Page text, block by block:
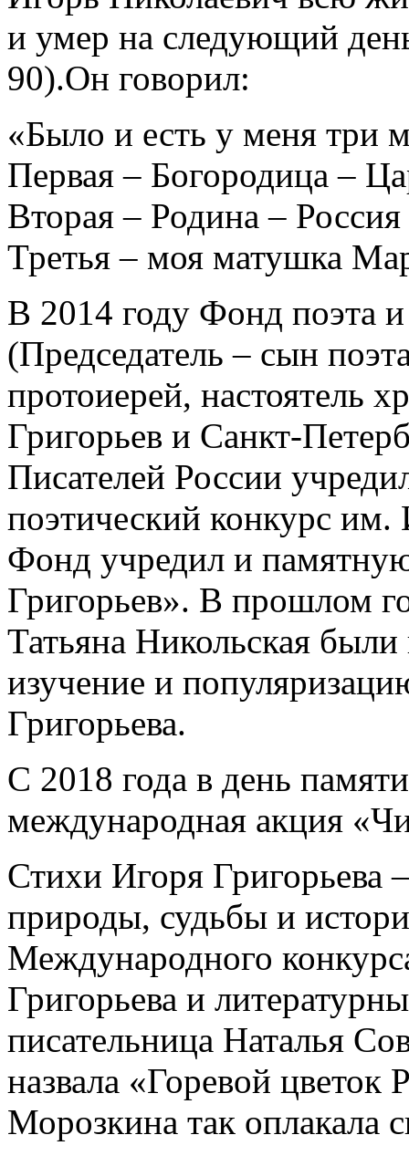
и умер на следующий
90).Он говорил:
«Было и есть у меня три
Первая – Богородица –
Вторая – Родина – Россия
Третья – моя матушка
В 2014 году Фонд поэта
(Председатель – сын
протоиерей, настоятель
Григорьев и Санкт-
Писателей России
поэтический конкурс
Фонд учредил и
Григорьев». В прошлом
Татьяна Никольская
изучение и
Григорьева.
С 2018 года в день
международная акция
Стихи Игоря Григорьева
природы, судьбы и
Международного
Григорьева и
писательница Наталья
назвала «Горевой цветок
Морозкина так оплакала